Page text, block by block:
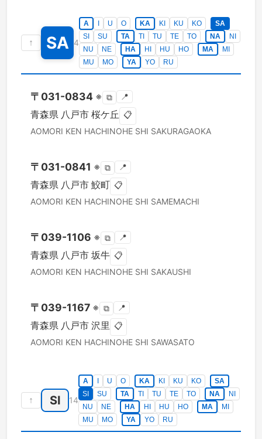
↑ SA 4
A U O KA KI KU KO
SA
SI
SU TA TI TU TE TO NA
NI
NU
NE HA HI HU HO MA
MI
MU
MO YA YO RU
〒 031-0834 ※ ⧉ 📍
青森県 八戸市 桜ケ丘 📋
AOMORI KEN HACHINOHE SHI SAKURAGAOKA
〒 031-0841 ※ ⧉ 📍
青森県 八戸市 鮫町 📋
AOMORI KEN HACHINOHE SHI SAMEMACHI
〒 039-1106 ※ ⧉ 📍
青森県 八戸市 坂牛 📋
AOMORI KEN HACHINOHE SHI SAKAUSHI
〒 039-1167 ※ ⧉ 📍
青森県 八戸市 沢里 📋
AOMORI KEN HACHINOHE SHI SAWASATO
↑ SI 14
A U O KA KI KU KO
SA
SI
SU TA TI TU TE TO NA
NI
NU
NE HA HI HU HO MA
MI
MU
MO YA YO RU